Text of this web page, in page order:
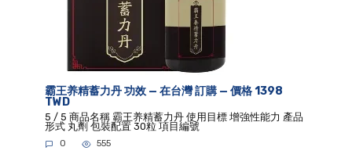
霸王养精蓄力丹 功效 — 在台灣 訂購 — 價格 1398
TWD
5 / 5 商品名稱 霸王养精蓄力丹 使用目標 增強性能力 產品
形式 丸劑 包裝配置 30粒 項目編號
0 555